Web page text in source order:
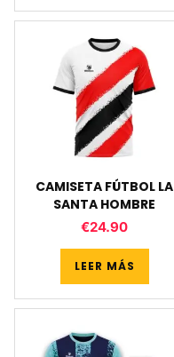
CAMISETA FÚTBOL LA
SANTA HOMBRE
€24.90
LEER MÁS